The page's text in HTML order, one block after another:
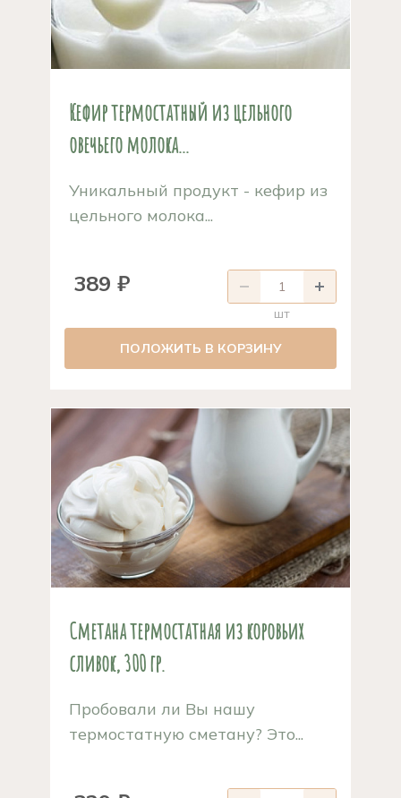
Кефир термостатный из цельного
овечьего молока...
Уникальный продукт - кефир из
цельного молока...
389 ₽
шт
ПОЛОЖИТЬ В КОРЗИНУ
Сметана термостатная из коровьих
сливок, 300 гр.
Пробовали ли Вы нашу
термостатную сметану? Это...